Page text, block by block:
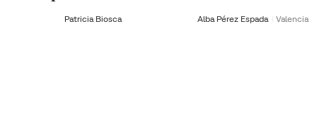
Patricia Biosca Alba Pérez Espada Valencia